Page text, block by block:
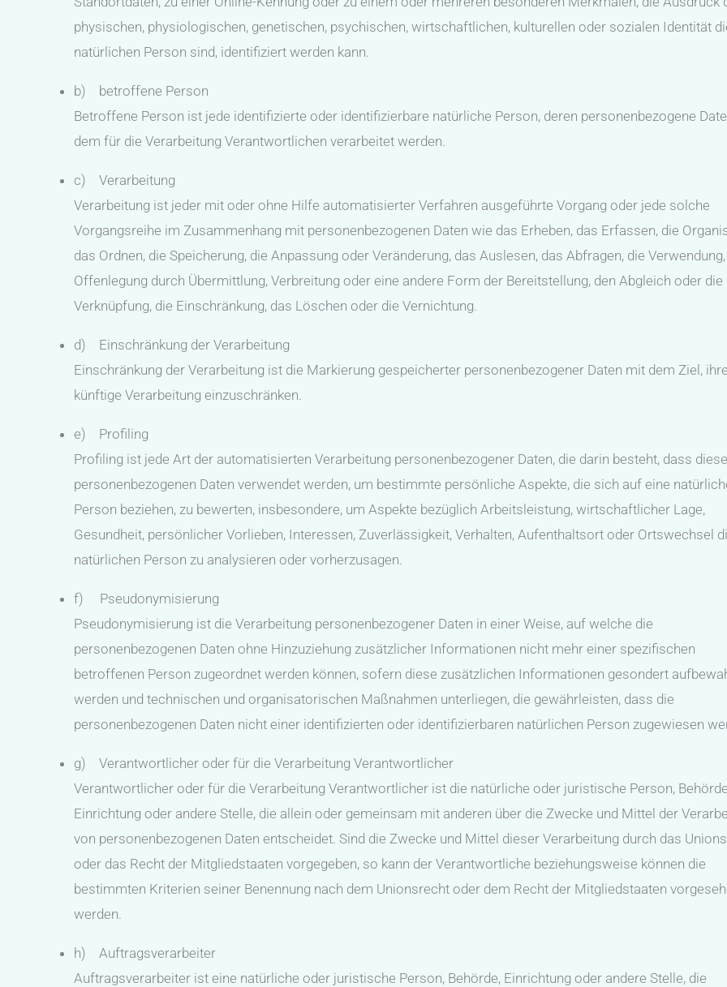
physischen, physiologischen, genetischen, psychischen, wirtschaftlichen, kulturellen oder sozialen Identität
natürlichen Person sind, identifiziert werden kann.
b) betroffene Person
Betroffene Person ist jede identifizierte oder identifizierbare natürliche Person, deren personenbezogene
dem für die Verarbeitung Verantwortlichen verarbeitet werden.
c) Verarbeitung
Verarbeitung ist jeder mit oder ohne Hilfe automatisierter Verfahren ausgeführte Vorgang oder jede solche
Vorgangsreihe im Zusammenhang mit personenbezogenen Daten wie das Erheben, das Erfassen, die
das Ordnen, die Speicherung, die Anpassung oder Veränderung, das Auslesen, das Abfragen, die
Offenlegung durch Übermittlung, Verbreitung oder eine andere Form der Bereitstellung, den Abgleich oder die
Verknüpfung, die Einschränkung, das Löschen oder die Vernichtung.
d) Einschränkung der Verarbeitung
Einschränkung der Verarbeitung ist die Markierung gespeicherter personenbezogener Daten mit dem Ziel, ihre
künftige Verarbeitung einzuschränken.
e) Profiling
Profiling ist jede Art der automatisierten Verarbeitung personenbezogener Daten, die darin besteht, dass diese
personenbezogenen Daten verwendet werden, um bestimmte persönliche Aspekte, die sich auf eine
Person beziehen, zu bewerten, insbesondere, um Aspekte bezüglich Arbeitsleistung, wirtschaftlicher Lage,
Gesundheit, persönlicher Vorlieben, Interessen, Zuverlässigkeit, Verhalten, Aufenthaltsort oder Ortswechsel
natürlichen Person zu analysieren oder vorherzusagen.
f) Pseudonymisierung
Pseudonymisierung ist die Verarbeitung personenbezogener Daten in einer Weise, auf welche die
personenbezogenen Daten ohne Hinzuziehung zusätzlicher Informationen nicht mehr einer spezifischen
betroffenen Person zugeordnet werden können, sofern diese zusätzlichen Informationen gesondert
werden und technischen und organisatorischen Maßnahmen unterliegen, die gewährleisten, dass die
personenbezogenen Daten nicht einer identifizierten oder identifizierbaren natürlichen Person zugewiesen
g) Verantwortlicher oder für die Verarbeitung Verantwortlicher
Verantwortlicher oder für die Verarbeitung Verantwortlicher ist die natürliche oder juristische Person,
Einrichtung oder andere Stelle, die allein oder gemeinsam mit anderen über die Zwecke und Mittel der
von personenbezogenen Daten entscheidet. Sind die Zwecke und Mittel dieser Verarbeitung durch das
oder das Recht der Mitgliedstaaten vorgegeben, so kann der Verantwortliche beziehungsweise können die
bestimmten Kriterien seiner Benennung nach dem Unionsrecht oder dem Recht der Mitgliedstaaten
werden.
h) Auftragsverarbeiter
Auftragsverarbeiter ist eine natürliche oder juristische Person, Behörde, Einrichtung oder andere Stelle, die